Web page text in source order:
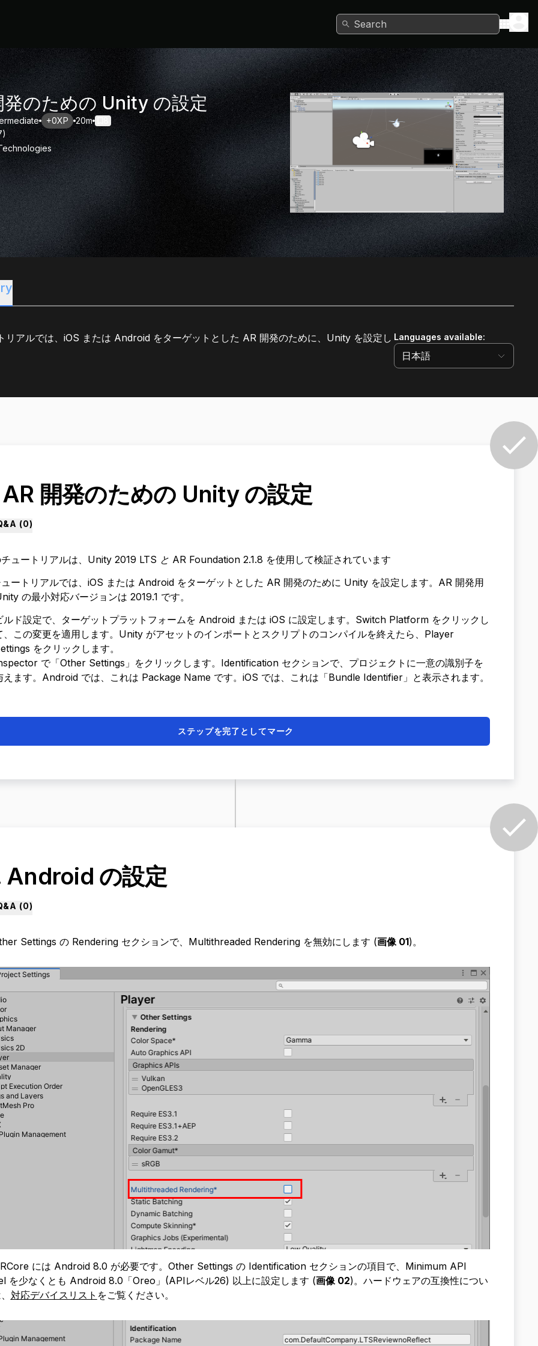
Search
発のための Unity の設定
+0XP 20m
)
リアルでは、iOS または Android をターゲットとした AR 開発のために、Unity を設定し Languages available:
日本語
AR 開発のための Unity の設定
(0)
ュートリアルは、 Unity 2019 LTS と AR Foundation 2.1.8 を使用して検証されています
ートリアルでは、iOS または Android をターゲットとした AR 開発のために Unity を設定します。AR 開発用
の最小対応バージョンは 2019.1 です。
ルド設定で、ターゲットプラットフォームを Android または iOS に設定します。Switch Platform をクリックし
、この変更を適用します。Unity がアセットのインポートとスクリプトのコンパイルを終えたら、Player
をクリックします。
で「Other Settings」をクリックします。Identification セクションで、プロジェクトに一意の識別子を
えます。Android では、これは Package Name です。iOS では、これは「Bundle Identifier」と表示されます。
ステップを完了としてマーク
Android の設定
(0)
Settings の Rendering セクションで、Multithreaded Rendering を無効にします (画像 01)。
には Android 8.0 が必要です。Other Settings の Identification セクションの項目で、Minimum API
を少なくとも Android 8.0「Oreo」(APIレベル26) 以上に設定します (画像 02)。ハードウェアの互換性につい
対応デバイスリスト をご覧ください。